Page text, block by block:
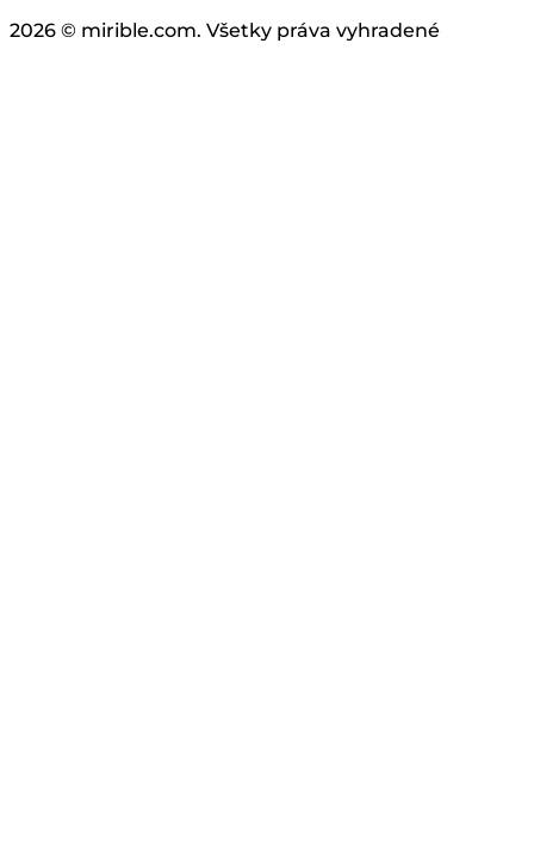
2026 © mirible.com. Všetky práva vyhradené